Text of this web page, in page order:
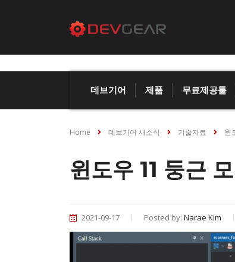
데브기어 제품 무료제공툴
Home 데브기어 새소식 기술자료 윈
윈도우 11 둥근
2021-09-17 Posted by: Narae Kim